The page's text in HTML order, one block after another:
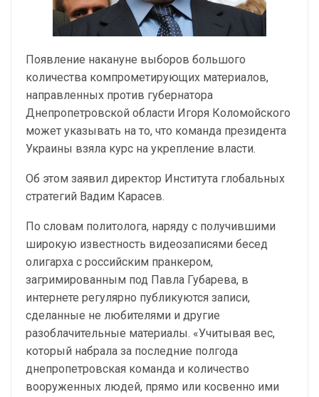
Появление накануне выборов большого
количества компрометирующих материалов,
направленных против губернатора
Днепропетровской области Игоря Коломойского
может указывать на то, что команда президента
Украины взяла курс на укрепление власти.
Об этом заявил директор Института глобальных
стратегий Вадим Карасев.
По словам политолога, наряду с получившими
широкую известность видеозаписями бесед
олигарха с российским пранкером,
загримированным под Павла Губарева, в
интернете регулярно публикуются записи,
сделанные не любителями и другие
разоблачительные материалы. «Учитывая вес,
который набрала за последние полгода
днепропетровская команда и количество
вооруженных людей, прямо или косвенно ими